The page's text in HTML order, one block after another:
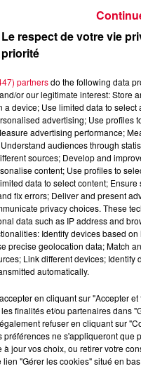
: FACTORY 93
Le respect de votre vie
priorité
partnersdo the following data
or our legitimate interest: Store
a device; Use limited data to select
advertising; Use profiles
advertising performance;
audiences through
sources; Develop and
content; Use profiles to
data to select content; Ensure
fix errors; Deliver and present
privacy choices. These
data such as IP address and
Identify devices based
precise geolocation data; Match
Link different devices; Identify
automatically.
en cliquant sur "Accepter
finalités et/ou partenaires dans
refuser en cliquant sur
préférences ne s'appliqueront que
à jour vos choix, ou retirer votre
lien "Gérer les cookies" situé en